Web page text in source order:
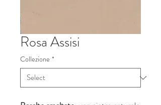
Rosa Assisi
Collezione *